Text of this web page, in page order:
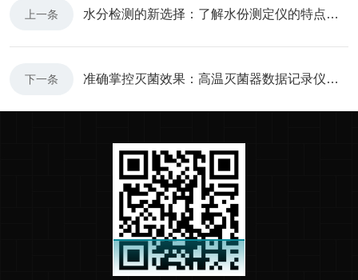
上一条 水分检测的新选择：了解水份测定仪的特点与优势
下一条 准确掌控灭菌效果：高温灭菌器数据记录仪的应用与价值